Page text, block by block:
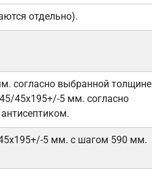
отдельно).
согласно выбранной толщине
45х195+/-5 мм. согласно
5 мм. с шагом 590 мм.